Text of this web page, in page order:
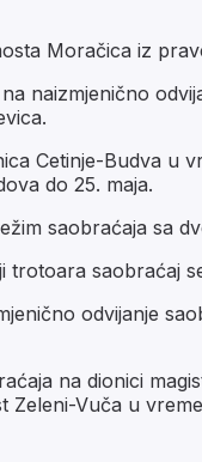
Moračica iz
naizmjenično
Cetinje-Budva u
do 25. maja.
saobraćaja sa
saobraćaj
odvijanje
na dionici
Vuča u